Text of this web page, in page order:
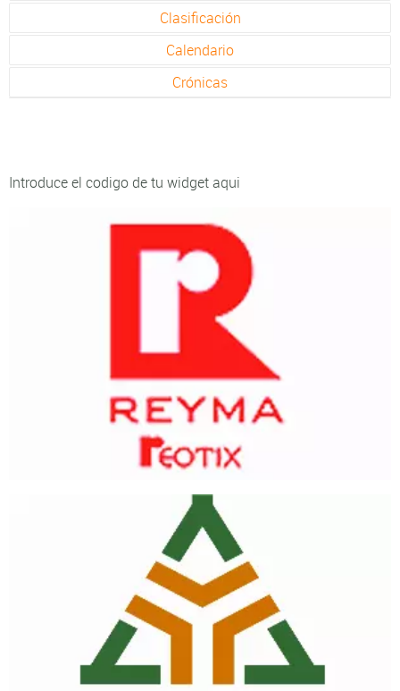
Clasificación
Calendario
Crónicas
Introduce el codigo de tu widget aqui